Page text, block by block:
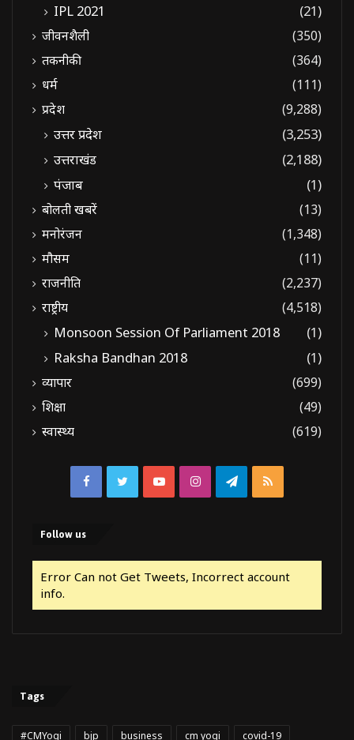
IPL 2021 (21)
जीवनशैली
(350)
तकनीकी
(364)
धर्म
(111)
प्रदेश
(9,288)
उत्तर प्रदेश
(3,253)
उत्तराखंड
(2,188)
पंजाब
(1)
बोलती खबरें
(13)
मनोरंजन
(1,348)
मौसम
(11)
राजनीति
(2,237)
राष्ट्रीय
(4,518)
Monsoon Session Of Parliament 2018
(1)
Raksha Bandhan 2018
(1)
व्यापार
(699)
शिक्षा
(49)
स्वास्थ्य
(619)
FacebookTwitterYouTubeInstagramTelegram
RSS
Follow us
Error Can not Get Tweets, Incorrect account
info.
Tags
#CMYogi bjp business cm yogi covid-19